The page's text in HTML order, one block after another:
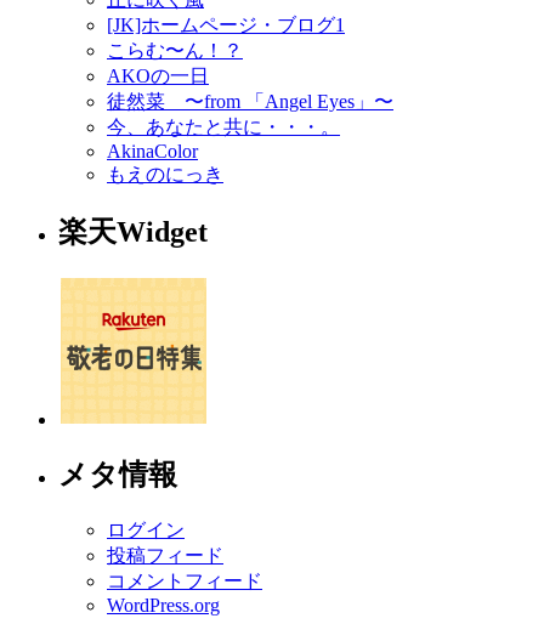
[JK]ホームページ・ブログ1
こらむ〜ん！？
AKOの一日
徒然菜 〜from 「Angel Eyes」〜
今、あなたと共に・・・。
AkinaColor
もえのにっき
楽天Widget
メタ情報
ログイン
投稿フィード
コメントフィード
WordPress.org